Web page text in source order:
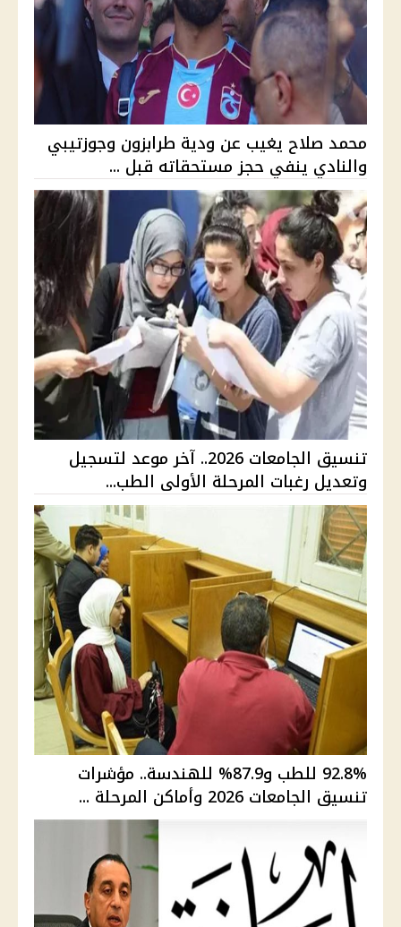
محمد صلاح يغيب عن ودية طرابزون وجوزتيبي
والنادي ينفي حجز مستحقاته قبل ...
تنسيق الجامعات 2026.. آخر موعد لتسجيل
وتعديل رغبات المرحلة الأولى الطب...
92.8% للطب و87.9% للهندسة.. مؤشرات
تنسيق الجامعات 2026 وأماكن المرحلة ...